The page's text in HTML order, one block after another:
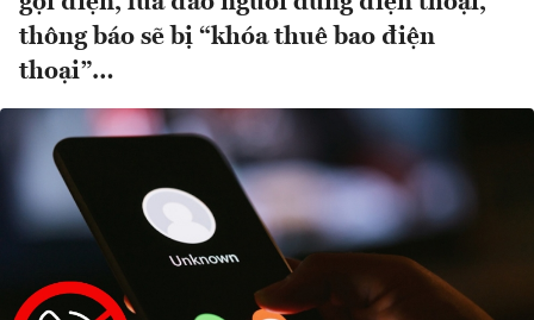
thông báo sẽ bị “khóa thuê bao điện
thoại”…